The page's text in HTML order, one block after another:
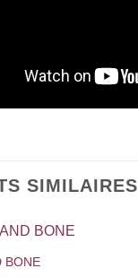
SIMILAIRES
BONE